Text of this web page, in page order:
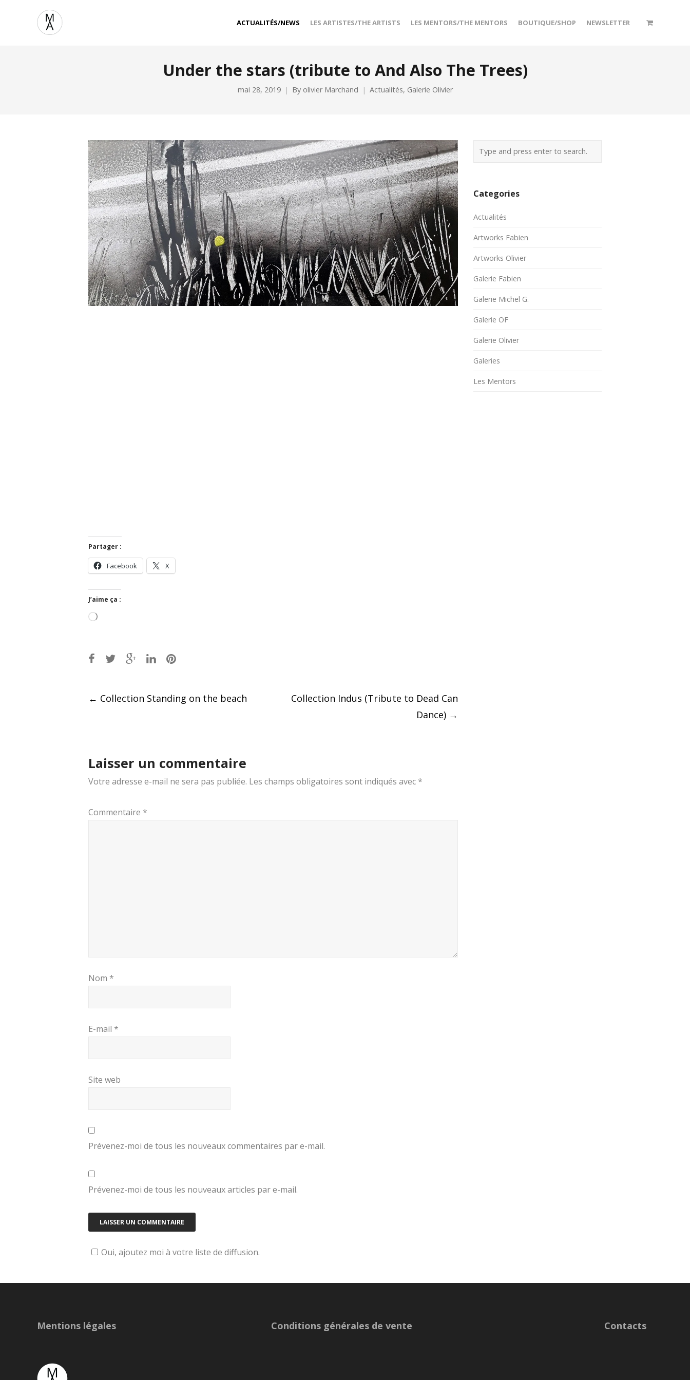
ACTUALITÉS/NEWS LES ARTISTES/THE ARTISTS LES MENTORS/THE MENTORS BOUTIQUE/SHOP NEWSLETTER
Under the stars (tribute to And Also The Trees)
mai 28, 2019 By olivier Marchand Actualités, Galerie Olivier
Partager :
Facebook X
J’aime ça :
Chargement…
Post
← Collection Standing on the beach
Collection Indus (Tribute to Dead Can
Dance) →
Laisser un commentaire
Votre adresse e-mail ne sera pas publiée. Les champs obligatoires sont indiqués avec *
Commentaire *
Nom *
E-mail *
Site web
Prévenez-moi de tous les nouveaux commentaires par e-mail.
Prévenez-moi de tous les nouveaux articles par e-mail.
Oui, ajoutez moi à votre liste de diffusion.
Categories
Actualités
Artworks Fabien
Artworks Olivier
Galerie Fabien
Galerie Michel G.
Galerie OF
Galerie Olivier
Galeries
Les Mentors
Mentions légales Conditions générales de vente Contacts